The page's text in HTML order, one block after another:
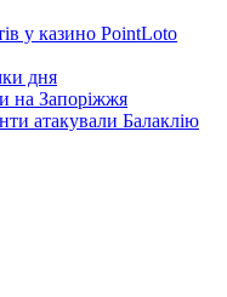
у казино PointLoto
дня
на Запоріжжя
атакували Балаклію